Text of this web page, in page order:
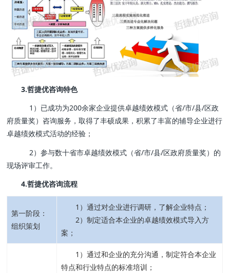
3.哲捷优咨询特色
1）已成功为200余家企业提供卓越绩效模式（省/市/县/区政
府质量奖）咨询服务，取得了丰硕成果，积累了丰富的辅导企业进行
卓越绩效模式活动的经验；
2）参与数十省市卓越绩效模式（省/市/县/区政府质量奖）的
现场评审工作。
4.哲捷优咨询流程
第一阶段：
组织策划
1）通过对企业进行调研，了解企业特点；
2）制定适合本企业的卓越绩效模式导入方
案；
1）通过和企业的充分沟通，制定符合本企业
特点和行业特点的标准培训；